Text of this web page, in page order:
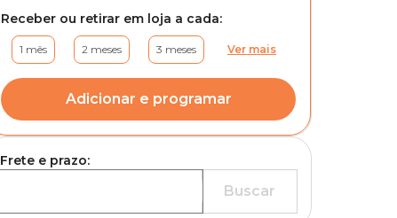
Receber ou retirar em loja a cada:
1 mês 2 meses 3 meses Ver mais
Adicionar e programar
Frete e prazo:
Buscar